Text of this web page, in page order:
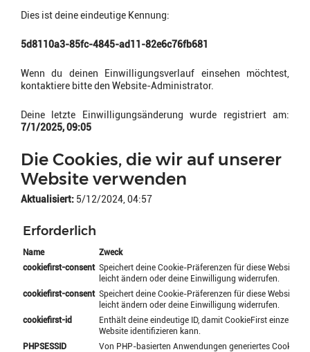
Dies ist deine eindeutige Kennung:
5d8110a3-85fc-4845-ad11-82e6c76fb681
Wenn du deinen Einwilligungsverlauf einsehen möchtest,
kontaktiere bitte den Website-Administrator.
Deine letzte Einwilligungsänderung wurde registriert am:
7/1/2025, 09:05
Die Cookies, die wir auf unserer
Website verwenden
Aktualisiert: 5/12/2024, 04:57
Erforderlich
Name
Zweck
cookiefirst-consent Speichert deine Cookie-Präferenzen für diese Website.
leicht ändern oder deine Einwilligung widerrufen.
cookiefirst-consent Speichert deine Cookie-Präferenzen für diese Website.
leicht ändern oder deine Einwilligung widerrufen.
cookiefirst-id
Enthält deine eindeutige ID, damit CookieFirst einzelne
Website identifizieren kann.
PHPSESSID
Von PHP-basierten Anwendungen generiertes Cookie.